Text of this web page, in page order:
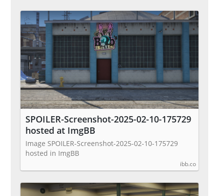
SPOILER-Screenshot-2025-02-10-175729
hosted at ImgBB
Image SPOILER-Screenshot-2025-02-10-175729
hosted in ImgBB
ibb.co